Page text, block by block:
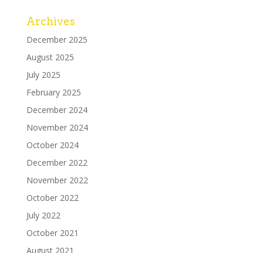
Archives
December 2025
August 2025
July 2025
February 2025
December 2024
November 2024
October 2024
December 2022
November 2022
October 2022
July 2022
October 2021
August 2021